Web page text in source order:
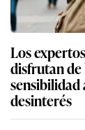
Los
disfrutan de
sensibilidad
desinterés